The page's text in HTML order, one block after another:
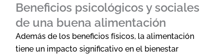
Beneficios psicológicos y sociales
de una buena alimentación
Además de los beneficios físicos, la alimentación
tiene un impacto significativo en el bienestar